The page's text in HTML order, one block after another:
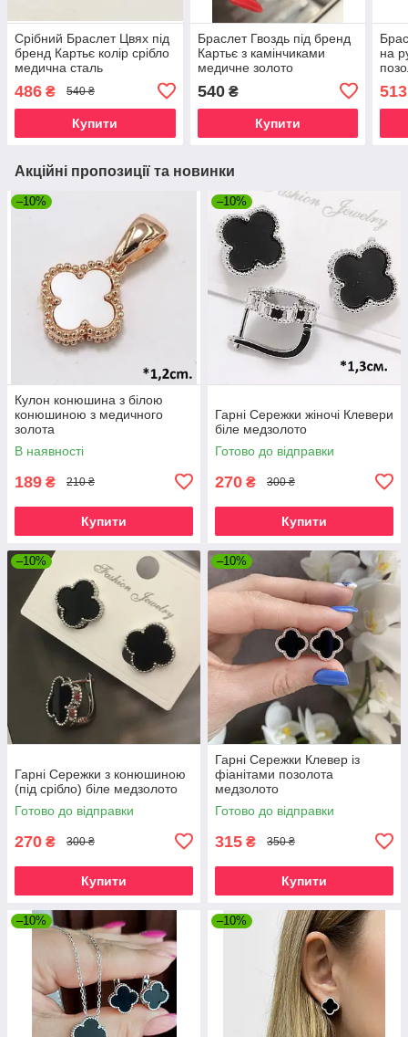
Срібний Браслет Цвях під
бренд Картьє колір срібло
медична сталь
486 ₴ 540 ₴
Купити
Браслет Гвоздь під бренд
Картьє з камінчиками
медичне золото
540₴
Купити
на
513
Акційні пропозиції та новинки
–10%
Кулон конюшина з білою
конюшиною з медичного
золота
В наявності
189 ₴ 210 ₴
Купити
–10%
Гарні Сережки жіночі Клевери
біле медзолото
Готово до відправки
270 ₴ 300 ₴
Купити
–10%
Гарні Сережки з конюшиною
(під срібло) біле медзолото
Готово до відправки
270 ₴ 300 ₴
Купити
–10%
Гарні Сережки Клевер із
фіанітами позолота
медзолото
Готово до відправки
315 ₴ 350 ₴
Купити
–10% –10%